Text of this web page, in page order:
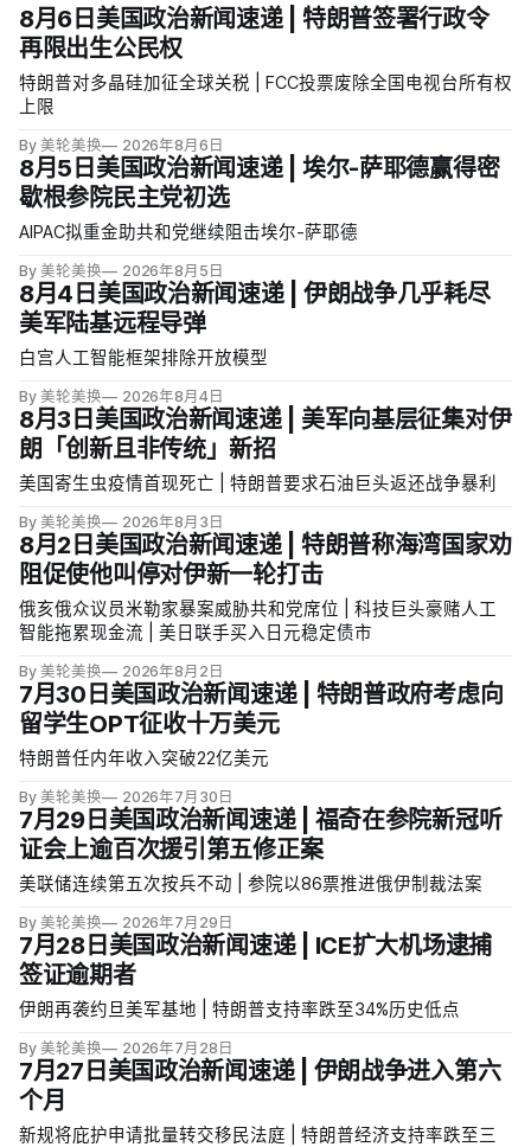
8月6日美国政治新闻速递 | 特朗普签署行政令
再限出生公民权
特朗普对多晶硅加征全球关税 | FCC投票废除全国电视台所有权
上限
By 美轮美换 2026年8月6日
8月5日美国政治新闻速递 | 埃尔-萨耶德赢得密
歇根参院民主党初选
AIPAC拟重金助共和党继续阻击埃尔-萨耶德
By 美轮美换 2026年8月5日
8月4日美国政治新闻速递 | 伊朗战争几乎耗尽
美军陆基远程导弹
白宫人工智能框架排除开放模型
By 美轮美换 2026年8月4日
8月3日美国政治新闻速递 | 美军向基层征集对伊
朗「创新且非传统」新招
美国寄生虫疫情首现死亡 | 特朗普要求石油巨头返还战争暴利
By 美轮美换 2026年8月3日
8月2日美国政治新闻速递 | 特朗普称海湾国家劝
阻促使他叫停对伊新一轮打击
俄亥俄众议员米勒家暴案威胁共和党席位 | 科技巨头豪赌人工
智能拖累现金流 | 美日联手买入日元稳定债市
By 美轮美换 2026年8月2日
7月30日美国政治新闻速递 | 特朗普政府考虑向
留学生OPT征收十万美元
特朗普任内年收入突破22亿美元
By 美轮美换 2026年7月30日
7月29日美国政治新闻速递 | 福奇在参院新冠听
证会上逾百次援引第五修正案
美联储连续第五次按兵不动 | 参院以86票推进俄伊制裁法案
By 美轮美换 2026年7月29日
7月28日美国政治新闻速递 | ICE扩大机场逮捕
签证逾期者
伊朗再袭约旦美军基地 | 特朗普支持率跌至34%历史低点
By 美轮美换 2026年7月28日
7月27日美国政治新闻速递 | 伊朗战争进入第六
个月
新规将庇护申请批量转交移民法庭 | 特朗普经济支持率跌至三